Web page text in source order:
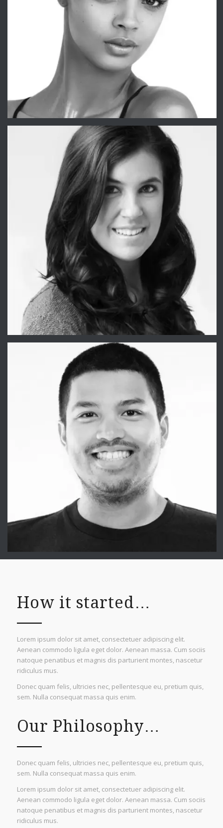
How it started…
Lorem ipsum dolor sit amet, consectetuer adipiscing elit.
Aenean commodo ligula eget dolor. Aenean massa. Cum sociis
natoque penatibus et magnis dis parturient montes, nascetur
ridiculus mus.
Donec quam felis, ultricies nec, pellentesque eu, pretium quis,
sem. Nulla consequat massa quis enim.
Our Philosophy…
Donec quam felis, ultricies nec, pellentesque eu, pretium quis,
sem. Nulla consequat massa quis enim.
Lorem ipsum dolor sit amet, consectetuer adipiscing elit.
Aenean commodo ligula eget dolor. Aenean massa. Cum sociis
natoque penatibus et magnis dis parturient montes, nascetur
ridiculus mus.